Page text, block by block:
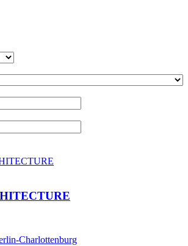
Charlottenburg